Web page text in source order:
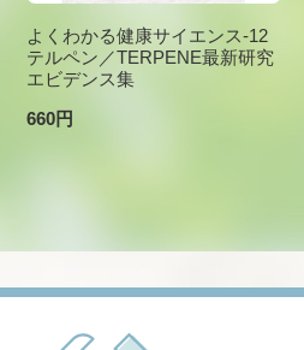
よくわかる健康サイエンス-12
テルペン／TERPENE最新研究
エビデンス集
660円